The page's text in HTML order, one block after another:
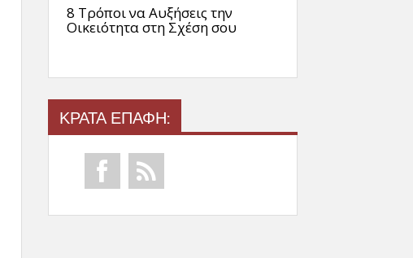
8 Τρόποι να Αυξήσεις την
Οικειότητα στη Σχέση σου
ΚΡΑΤΑ ΕΠΑΦΗ: